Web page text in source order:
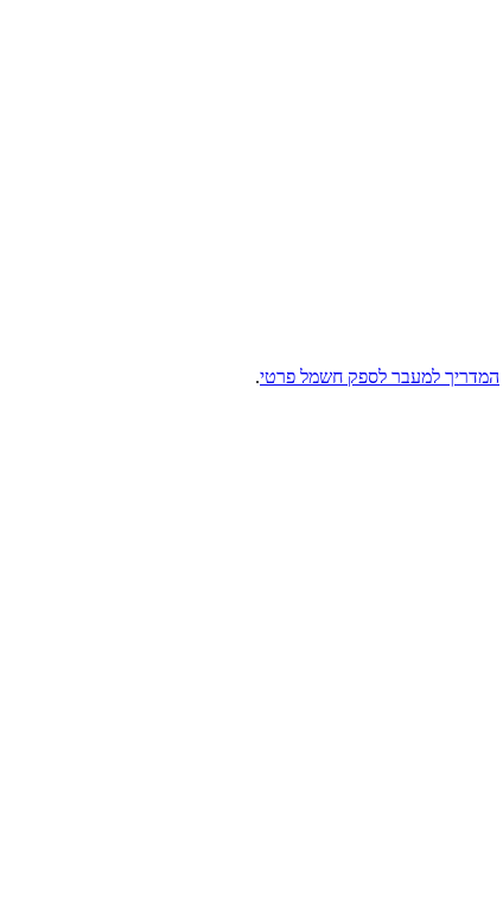
המדריך למעבר לספק חשמל פרטי.